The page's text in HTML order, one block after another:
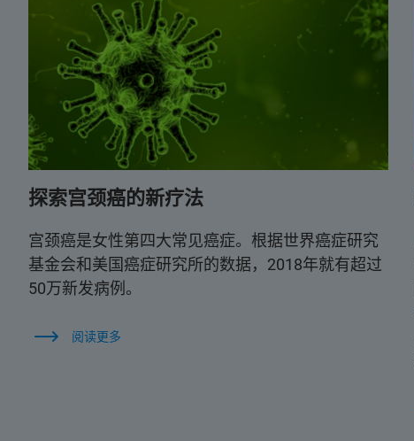
探索宫颈癌的新疗法
宫颈癌是女性第四大常见癌症。根据世界癌症研究
基金会和美国癌症研究所的数据，2018年就有超过
50万新发病例。
阅读更多